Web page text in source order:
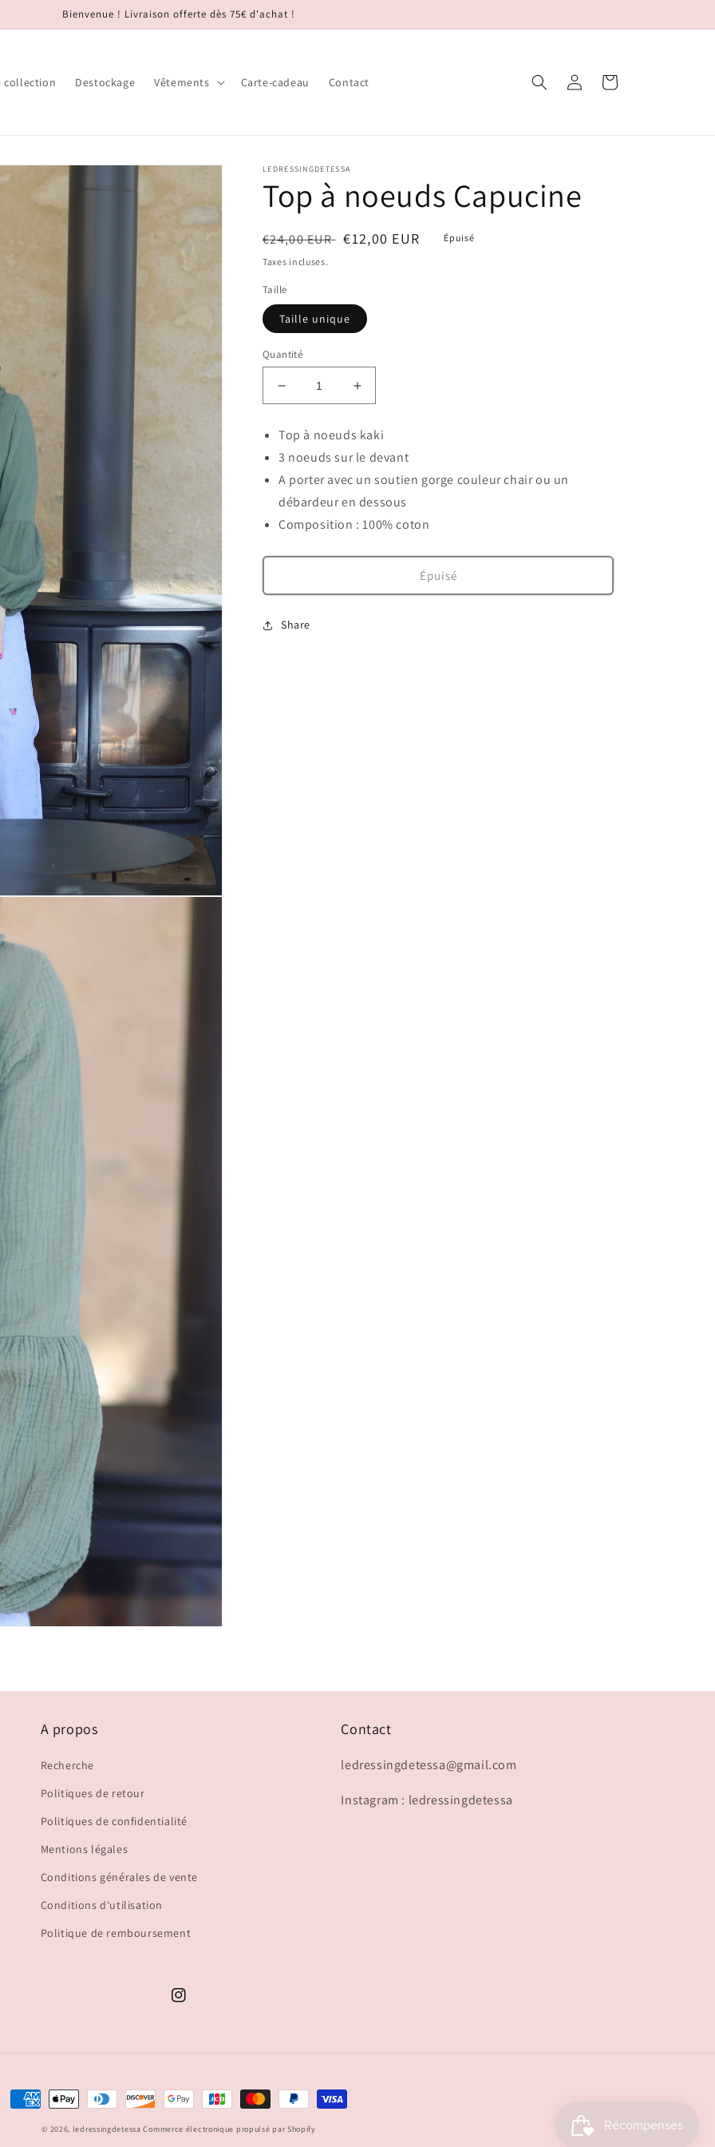
Bienvenue ! Livraison offerte dès 75€ d'achat !
collection Destockage Vêtements Carte-cadeau Contact Connexion Panier
LEDRESSINGDETESSA
Top à noeuds Capucine
Prix
habituel
€24,00 EUR Prix
€12,00 EUR
Épuisé
Taxes incluses.
Taille
Taille unique
Quantité
Réduire
la
quantité
de
Top
à
noeuds
Capucine
Augmenter
la
quantité
de
Top
à
noeuds
Capucine
Top à noeuds kaki
3 noeuds sur le devant
A porter avec un soutien gorge couleur chair ou un
débardeur en dessous
Composition : 100% coton
Épuisé
Share
A propos
Recherche
Politiques de retour
Politiques de confidentialité
Mentions légales
Conditions générales de vente
Conditions d'utilisation
Politique de remboursement
Contact
ledressingdetessa@gmail.com
Instagram : ledressingdetessa
Instagram
Moyens
© 2026, ledressingdetessa Commerce électronique propulsé par Shopify